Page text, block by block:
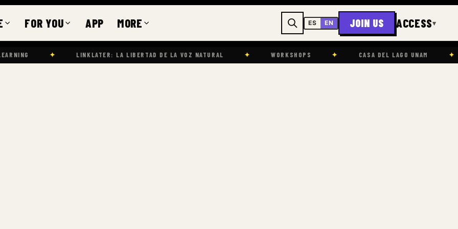
FOR YOU APP MORE ES EN JOIN US ACCESS▾
✦ LINKLATER: LA LIBERTAD DE LA VOZ NATURAL ✦ WORKSHOPS ✦ CASA DEL LAGO UNAM ✦